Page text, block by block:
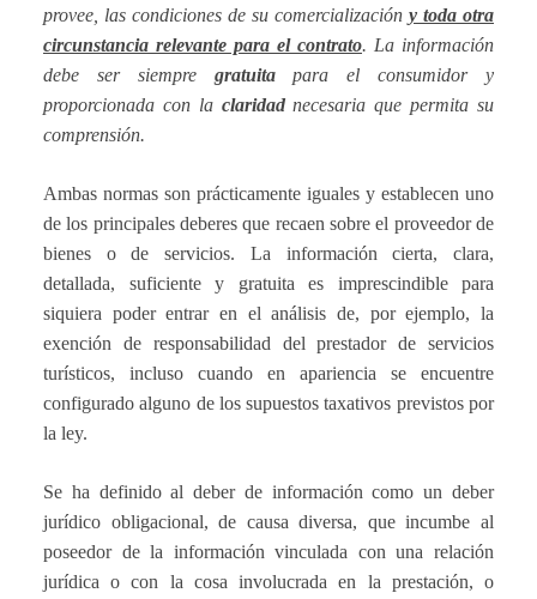
provee, las condiciones de su comercialización y toda otra
circunstancia relevante para el contrato. La información
debe ser siempre gratuitapara el consumidor y
proporcionada con la claridadnecesaria que permita su
comprensión.
Ambas normas son prácticamente iguales y establecen uno
de los principales deberes que recaen sobre el proveedor de
bienes o de servicios. La información cierta, clara,
detallada, suficiente y gratuita es imprescindible para
siquiera poder entrar en el análisis de, por ejemplo, la
exención de responsabilidad del prestador de servicios
turísticos, incluso cuando en apariencia se encuentre
configurado alguno de los supuestos taxativos previstos por
la ley.
Se ha definido al deber de información como un deber
jurídico obligacional, de causa diversa, que incumbe al
poseedor de la información vinculada con una relación
jurídica o con la cosa involucrada en la prestación, o